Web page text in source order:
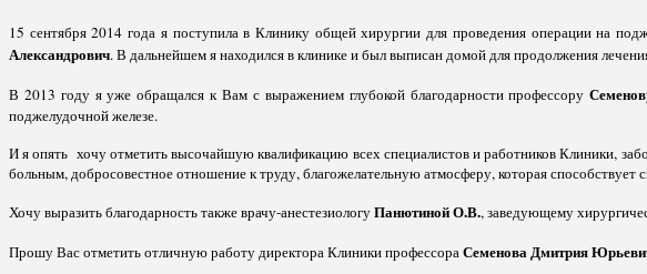
15 сентября 2014 года я поступила в Клинику общей хирургии для проведения операции на
Александрович. В дальнейшем я находился в клинике и был выписан домой для продолжения
В 2013 году я уже обращался к Вам с выражением глубокой благодарности профессору
поджелудочной железе.
И я опять хочу отметить высочайшую квалификацию всех специалистов и работников Клиники,
больным, добросовестное отношение к труду, благожелательную атмосферу, которая
Хочу выразить благодарность также врачу-анестезиологуПанютиной О.В., заведующему
Прошу Вас отметить отличную работу директора Клиники профессораСеменова Дмитрия